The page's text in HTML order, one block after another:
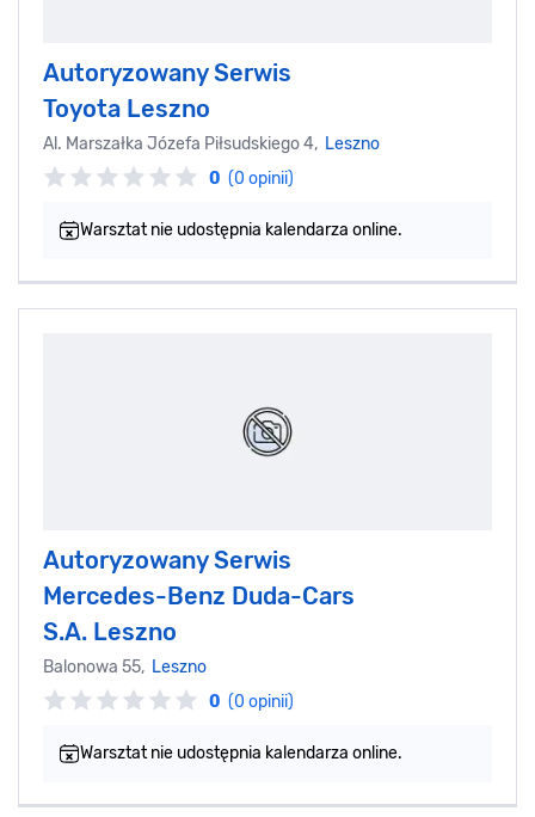
Autoryzowany Serwis
Toyota Leszno
Al. Marszałka Józefa Piłsudskiego 4, Leszno
0 (0 opinii)
Warsztat nie udostępnia kalendarza online.
Autoryzowany Serwis
Mercedes-Benz Duda-Cars
S.A. Leszno
Balonowa 55, Leszno
0 (0 opinii)
Warsztat nie udostępnia kalendarza online.